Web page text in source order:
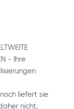
- Ihre
liefert sie
nicht,